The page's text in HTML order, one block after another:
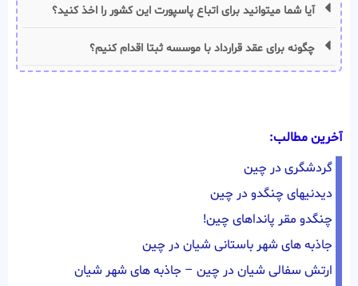
آیا شما میتوانید برای اتباع پاسپورت این کشور را اخذ کنید؟
چگونه برای عقد قرارداد با موسسه ثبتا اقدام کنیم؟
آخرین مطالب:
گردشگری در چین
دیدنیهای چنگدو در چین
چنگدو مقر پانداهای چین!
جاذبه های شهر باستانی شیان در چین
ارتش سفالی شیان در چین – جاذبه های شهر شیان